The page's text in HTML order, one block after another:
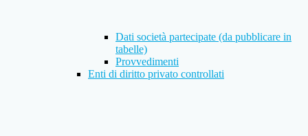
Dati società partecipate (da pubblicare in
tabelle)
Provvedimenti
Enti di diritto privato controllati